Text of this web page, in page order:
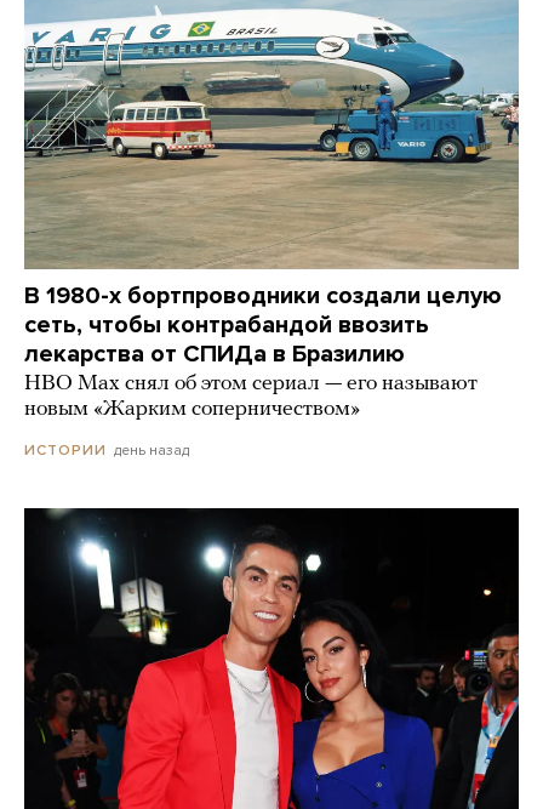
В 1980-х бортпроводники создали целую
сеть, чтобы контрабандой ввозить
лекарства от СПИДа в Бразилию
HBO Max снял об этом сериал — его называют
новым «Жарким соперничеством»
ИСТОРИИ день назад